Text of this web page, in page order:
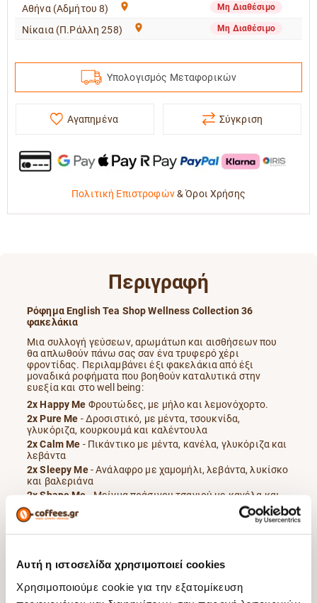
Αυτή η ιστοσελίδα χρησιμοποιεί cookies
Χρησιμοποιούμε cookie για την εξατομίκευση
Αθήνα (Αδμήτου 8) Μη Διαθέσιμο
Νίκαια (Π.Ράλλη 258) Μη Διαθέσιμο
Υπολογισμός Μεταφορικών
Αγαπημένα Σύγκριση
Πολιτική Επιστροφών&Όροι Χρήσης
Περιγραφή
Ρόφημα English Tea Shop Wellness Collection 36
φακελάκια
Mια συλλογή γεύσεων, αρωμάτωn και αισθήσεων που
θα απλωθούν πάνω σας σαν ένα τρυφερό χέρι
φροντίδας. Περιλαμβάνει έξι φακελάκια από έξι
μοναδικά ροφήματα που βοηθούν καταλυτικά στην
ευεξία και στο well being:
2x Happy Me Φρουτώδες, με μήλο και λεμονόχορτο.
2x Pure Me - Δροσιστικό, με μέντα, τσουκνίδα,
γλυκόριζα, κουρκουμά και καλέντουλα
2x Calm Me - Πικάντικο με μέντα, κανέλα, γλυκόριζα και
λεβάντα
2x Sleepy Me - Ανάλαφρο με χαμομήλι, λεβάντα, λυκίσκο
και βαλεριάνα
2x Shape Me- Μείγμα πράσινου τσαγιού με κανέλα και
τζίντζερ
2x Beautiful Me
- Με χαμομήλι, άνθη ιβίσκου, rooibos και
ροδοπέταλα
συστατικά εχουν πιστοποίηση βιολογικής καλλιέργειας
και Δίκαιου Εμπορίου (FairTrade) που θα γίνει ο
απαραίτητος σύντροφος σας μέσα στην ημέρα.